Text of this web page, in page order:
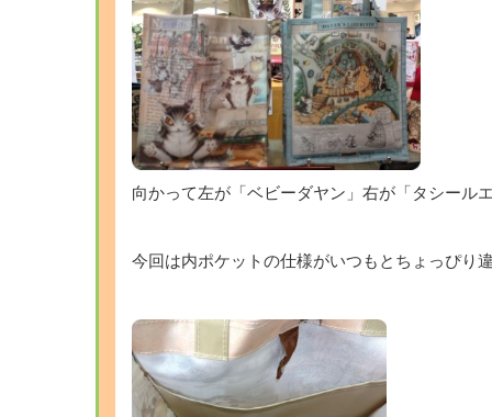
向かって左が「ベビーダヤン」右が「タシール
今回は内ポケットの仕様がいつもとちょっぴり